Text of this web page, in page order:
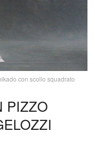
con scollo squadrato
PIZZO